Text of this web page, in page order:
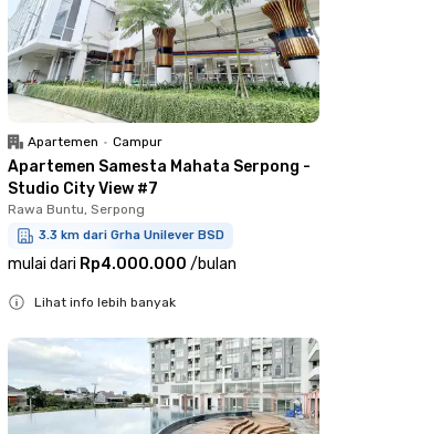
Apartemen • Campur
Apartemen Samesta Mahata Serpong -
Studio City View #7
Rawa Buntu, Serpong
3.3 km dari Grha Unilever BSD
mulai dari Rp4.000.000 /bulan
Lihat info lebih banyak